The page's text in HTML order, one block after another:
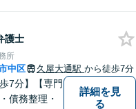
たします。
ご利用くだ
士在籍】
護士
所
中区 久屋大通駅 から徒歩7分
7分】【専門
債務整理・
詳細を見
る